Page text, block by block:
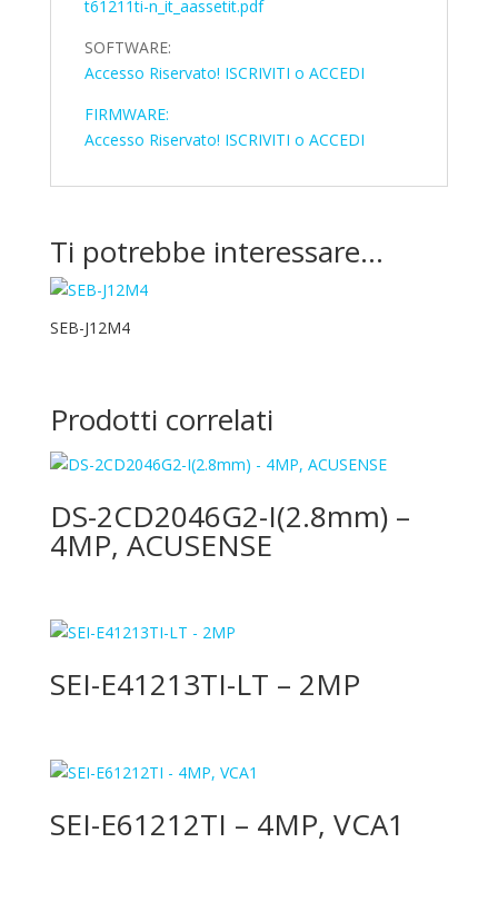
t61211ti-n_it_aassetit.pdf
SOFTWARE:
Accesso Riservato! ISCRIVITI o ACCEDI
FIRMWARE:
Accesso Riservato! ISCRIVITI o ACCEDI
Ti potrebbe interessare…
SEB-J12M4
Prodotti correlati
DS-2CD2046G2-I(2.8mm) –
4MP, ACUSENSE
SEI-E41213TI-LT – 2MP
SEI-E61212TI – 4MP, VCA1